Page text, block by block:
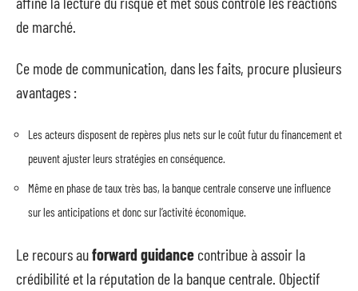
de marché.
Ce mode de communication, dans les faits, procure plusieurs
avantages :
Les acteurs disposent de repères plus nets sur le coût futur du financement et
peuvent ajuster leurs stratégies en conséquence.
Même en phase de taux très bas, la banque centrale conserve une influence
sur les anticipations et donc sur l’activité économique.
Le recours auforward guidance contribue à assoir la
crédibilité et la réputation de la banque centrale. Objectif